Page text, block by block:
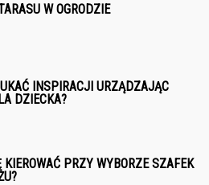
W OGRODZIE
INSPIRACJI URZĄDZAJĄC
DZIECKA?
PRZY WYBORZE SZAFEK